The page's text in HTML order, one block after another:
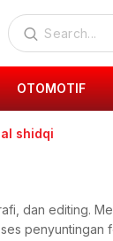
OTOMOTIF
shidqi
dan editing.